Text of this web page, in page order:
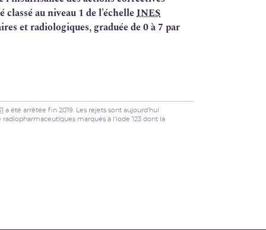
au niveau 1 de l’échelleINES
et radiologiques, graduée de 0 à 7 par
a été arrêtée fin 2019. Les rejets sont aujourd’hui
marqués à l’iode 123 dont la